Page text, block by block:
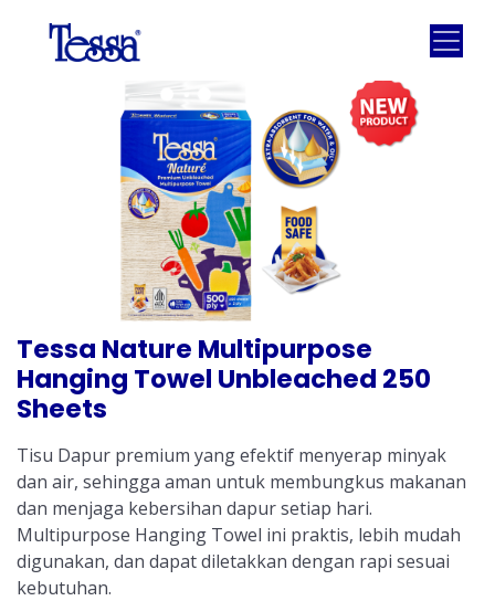
Tessa Nature Multipurpose
Hanging Towel Unbleached 250
Sheets
Tisu Dapur premium yang efektif menyerap minyak
dan air, sehingga aman untuk membungkus makanan
dan menjaga kebersihan dapur setiap hari.
Multipurpose Hanging Towel ini praktis, lebih mudah
digunakan, dan dapat diletakkan dengan rapi sesuai
kebutuhan.